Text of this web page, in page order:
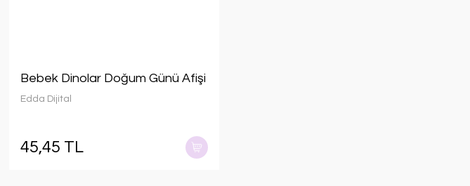
Bebek Dinolar Doğum Günü Afişi
Edda Dijital
45,45 TL